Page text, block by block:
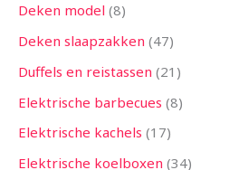
Deken model 8
Deken slaapzakken 47
Duffels en reistassen 21
Elektrische barbecues 8
Elektrische kachels 17
Elektrische koelboxen 34